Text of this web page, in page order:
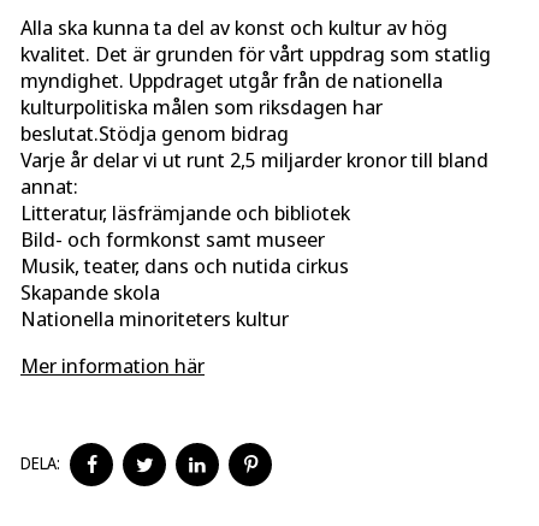
Alla ska kunna ta del av konst och kultur av hög
kvalitet. Det är grunden för vårt uppdrag som statlig
myndighet. Uppdraget utgår från de nationella
kulturpolitiska målen som riksdagen har
beslutat.Stödja genom bidrag
Varje år delar vi ut runt 2,5 miljarder kronor till bland
annat:
Litteratur, läsfrämjande och bibliotek
Bild- och formkonst samt museer
Musik, teater, dans och nutida cirkus
Skapande skola
Nationella minoriteters kultur
Mer information här
DELA:
DELA
PÅ
DELA
PÅ
DELA
PÅ
PÅ